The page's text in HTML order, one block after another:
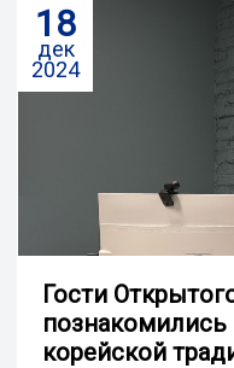
18
дек
2024
Гости
корейской